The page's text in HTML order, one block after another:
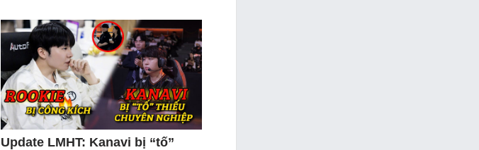
Update LMHT: Kanavi bị “tố”